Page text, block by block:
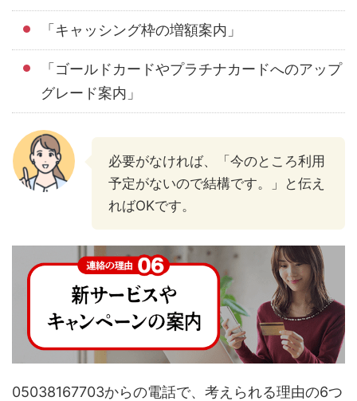
「キャッシング枠の増額案内」
「ゴールドカードやプラチナカードへのアップ
グレード案内」
必要がなければ、「今のところ利用
予定がないので結構です。」と伝え
ればOKです。
05038167703からの電話で、考えられる理由の6つ